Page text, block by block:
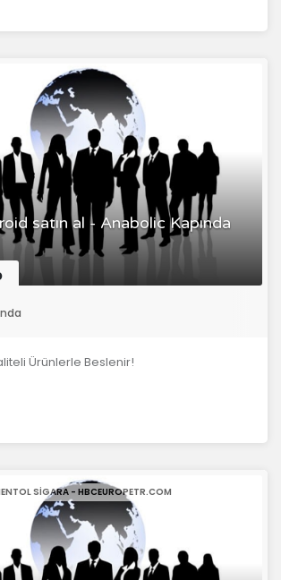
satın al - Anabolic Kapında
Ürünlerle Beslenir!
SIGARA - HBCEUROPETR.COM